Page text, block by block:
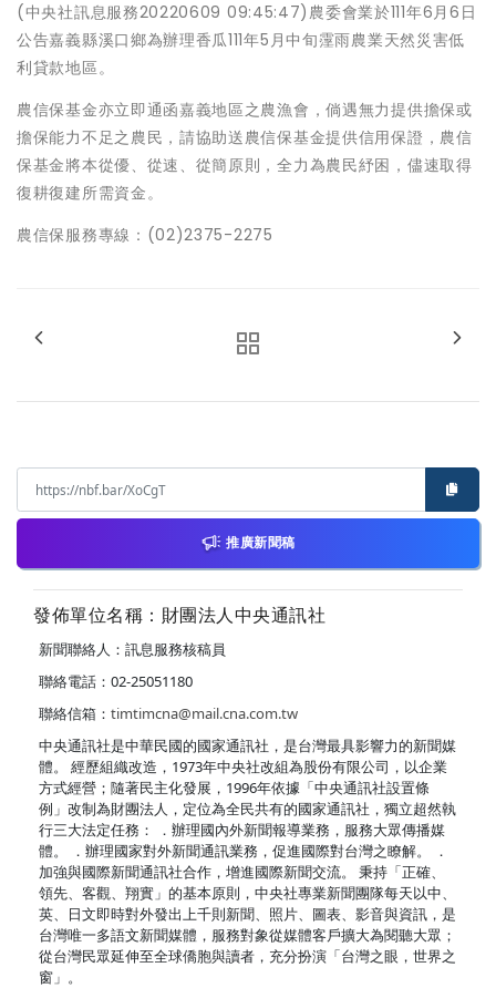
(中央社訊息服務20220609 09:45:47)農委會業於111年6月6日
公告嘉義縣溪口鄉為辦理香瓜111年5月中旬霪雨農業天然災害低
利貸款地區。
農信保基金亦立即通函嘉義地區之農漁會，倘遇無力提供擔保或
擔保能力不足之農民，請協助送農信保基金提供信用保證，農信
保基金將本從優、從速、從簡原則，全力為農民紓困，儘速取得
復耕復建所需資金。
農信保服務專線：(02)2375-2275
推廣新聞稿
發佈單位名稱：財團法人中央通訊社
新聞聯絡人：訊息服務核稿員
聯絡電話：02-25051180
聯絡信箱： timtimcna@mail.cna.com.tw
中央通訊社是中華民國的國家通訊社，是台灣最具影響力的新聞媒
體。 經歷組織改造，1973年中央社改組為股份有限公司，以企業
方式經營；隨著民主化發展，1996年依據「中央通訊社設置條
例」改制為財團法人，定位為全民共有的國家通訊社，獨立超然執
行三大法定任務： ．辦理國內外新聞報導業務，服務大眾傳播媒
體。 ．辦理國家對外新聞通訊業務，促進國際對台灣之瞭解。 ．
加強與國際新聞通訊社合作，增進國際新聞交流。 秉持「正確、
領先、客觀、翔實」的基本原則，中央社專業新聞團隊每天以中、
英、日文即時對外發出上千則新聞、照片、圖表、影音與資訊，是
台灣唯一多語文新聞媒體，服務對象從媒體客戶擴大為閱聽大眾；
從台灣民眾延伸至全球僑胞與讀者，充分扮演「台灣之眼，世界之
窗」。